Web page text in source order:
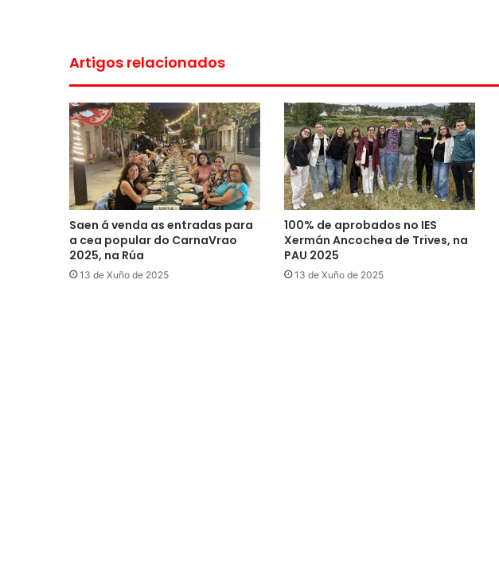
Artigos relacionados
Saen á venda as entradas para
a cea popular do CarnaVrao
2025, na Rúa
13 de Xuño de 2025
100% de aprobados no IES
Xermán Ancochea de Trives, na
PAU 2025
13 de Xuño de 2025